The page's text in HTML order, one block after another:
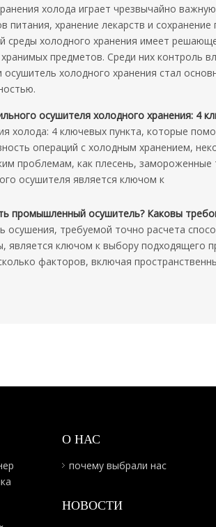
холода играет чрезвычайно
питания, хранение лекарств и
среды холодного хранения имеет
предметов. Среди них контроль
осушитель холодного хранения стал
холодного хранения: 4 ключевых пункта, чтобы помочь компаниям
холода: 4 ключевых пункта, которые
операций с холодным хранением,
проблемам, как плесень, замороженные
осушителя является ключом к
промышленный осушитель? Каковы
осушения, требуемой точно расчета
является ключом к выбору подходящего
факторов, включая
О НАС
почему выбрали нас
НОВОСТИ